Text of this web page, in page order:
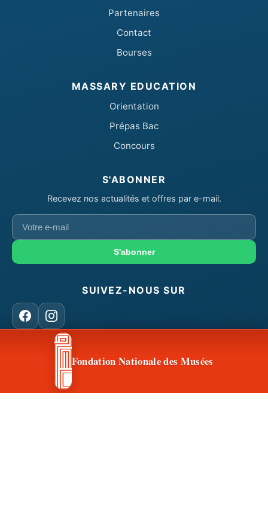
Partenaires
Contact
Bourses
MASSARY EDUCATION
Orientation
Prépas Bac
Concours
S'ABONNER
Recevez nos actualités et offres par e-mail.
Votre
e-
S'abonner
SUIVEZ-NOUS SUR
FacebookInstagram
CONTACT & ACCÈS
Fondation Nationale des Musées